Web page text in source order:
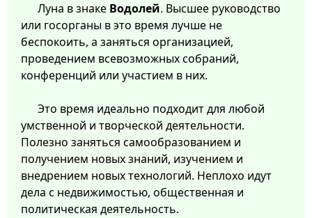
Луна в знаке Водолей. Высшее руководство
или госорганы в это время лучше не
беспокоить, а заняться организацией,
проведением всевозможных собраний,
конференций или участием в них.
Это время идеально подходит для любой
умственной и творческой деятельности.
Полезно заняться самообразованием и
получением новых знаний, изучением и
внедрением новых технологий. Неплохо идут
дела с недвижимостью, общественная и
политическая деятельность.